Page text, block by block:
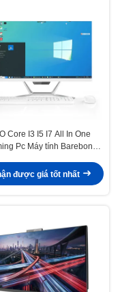
Core I3 I5 I7 All In One
Pc Máy tính Barebone
được giá tốt nhất